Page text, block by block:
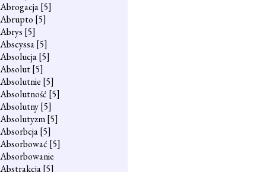
Abrogacja[5]
Abrupto [5]
Abrys [5]
Abscyssa[5]
Absolucja[5]
Absolut[5]
Absolutnie [5]
Absolutność [5]
Absolutny[5]
Absolutyzm[5]
Absorbcja[5]
Absorbować [5]
Absorbowanie
Abstrakcja[5]